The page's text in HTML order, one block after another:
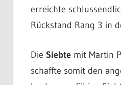
erreichte
Rückstand Rang 3 in
Die Siebtemit Martin
schaffte somit den